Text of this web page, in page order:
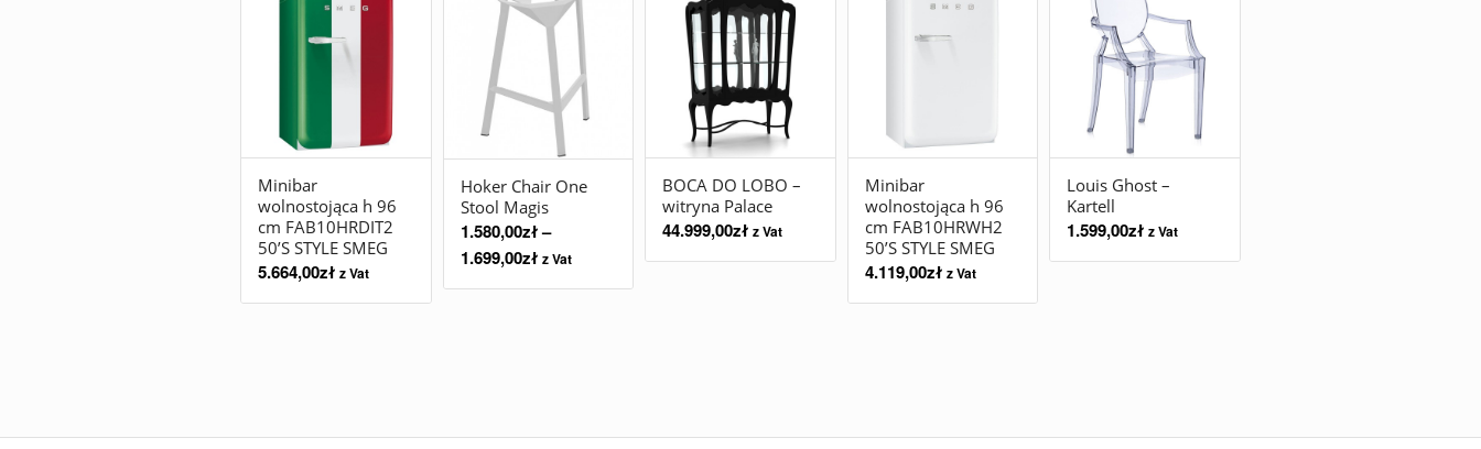
Minibar
wolnostojąca h 96
cm FAB10HRDIT2
50’S STYLE SMEG
5.664,00zł z Vat
Hoker Chair One
Stool Magis
1.580,00zł–
1.699,00zł z Vat
BOCA DO LOBO –
witryna Palace
44.999,00zł z Vat
Minibar
wolnostojąca h 96
cm FAB10HRWH2
50’S STYLE SMEG
4.119,00zł z Vat
Louis Ghost –
Kartell
1.599,00zł z Vat